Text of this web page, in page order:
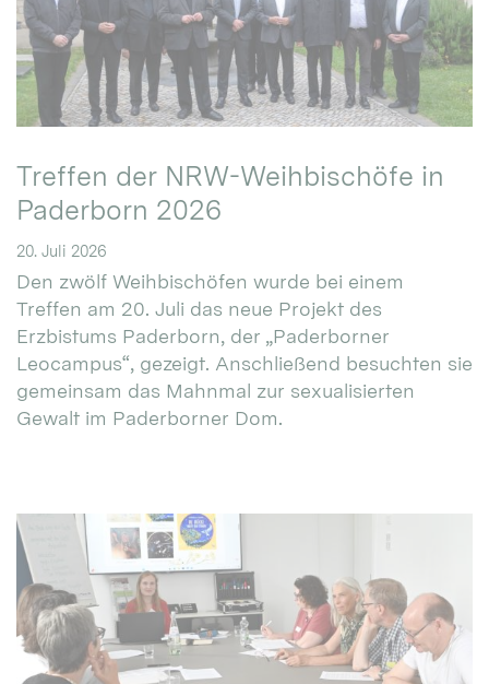
Treffen der NRW-Weihbischöfe in
Paderborn 2026
20. Juli 2026
Den zwölf Weihbischöfen wurde bei einem
Treffen am 20. Juli das neue Projekt des
Erzbistums Paderborn, der „Paderborner
Leocampus“, gezeigt. Anschließend besuchten sie
gemeinsam das Mahnmal zur sexualisierten
Gewalt im Paderborner Dom.